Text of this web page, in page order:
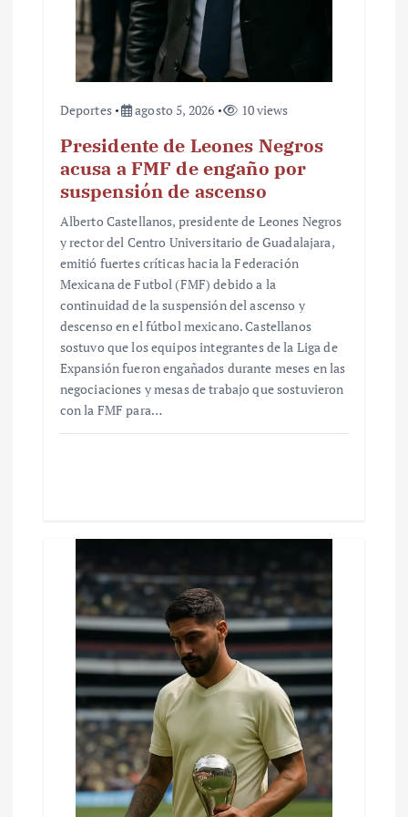
Deportes agosto 5, 2026 10 views
Presidente de Leones Negros
acusa a FMF de engaño por
suspensión de ascenso
Alberto Castellanos, presidente de Leones Negros
y rector del Centro Universitario de Guadalajara,
emitió fuertes críticas hacia la Federación
Mexicana de Futbol (FMF) debido a la
continuidad de la suspensión del ascenso y
descenso en el fútbol mexicano. Castellanos
sostuvo que los equipos integrantes de la Liga de
Expansión fueron engañados durante meses en las
negociaciones y mesas de trabajo que sostuvieron
con la FMF para…